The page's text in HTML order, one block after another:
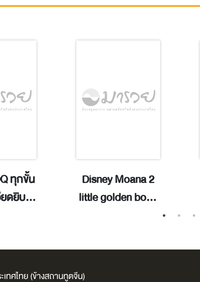
ทุกขั้น
ดยิบ
าของ
นอสัง
Disney Moana 2
little golden book
illustrated by Alex
ทศไทย (ข้างสถานทูตจีน)